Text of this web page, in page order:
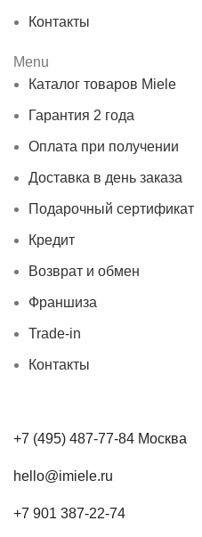
Контакты
Menu
Каталог товаров Miele
Гарантия 2 года
Оплата при получении
Доставка в день заказа
Подарочный сертификат
Кредит
Возврат и обмен
Франшиза
Trade-in
Контакты
+7 (495) 487-77-84 Москва
hello@imiele.ru
+7 901 387-22-74